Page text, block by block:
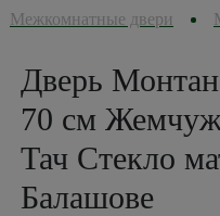
Межкомнатные двери
Дверь
70 см
Тач Стекло
Балашове